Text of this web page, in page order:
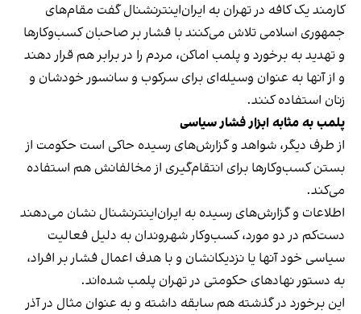
کارمند یک کافه در تهران به ایران‌اینترنشنال گفت مقام‌های
جمهوری اسلامی تلاش می‌کنند با فشار بر صاحبان کسب‌وکارها
و تهدید به برخورد و پلمب اماکن، مردم را در برابر هم قرار دهند
و از آنها به عنوان وسیله‌ای برای سرکوب و سانسور خودشان و
زنان استفاده کنند.
پلمب به مثابه ابزار فشار سیاسی
از طرف دیگر، شواهد و گزارش‌های رسیده حاکی است حکومت از
بستن کسب‌وکارها برای انتقام‌گیری از مخالفانش هم استفاده
می‌کند.
اطلاعات و گزارش‌های رسیده به ایران‌اینترنشنال نشان می‌دهند
دست‌کم در دو مورد، کسب‌وکار شهروندان به دلیل فعالیت
سیاسی خود آنها یا نزدیکانشان و با هدف اعمال فشار بر افراد،
به دستور نهادهای حکومتی در تهران پلمب شده‌اند.
این برخورد در گذشته هم سابقه داشته و به عنوان مثال در آذر